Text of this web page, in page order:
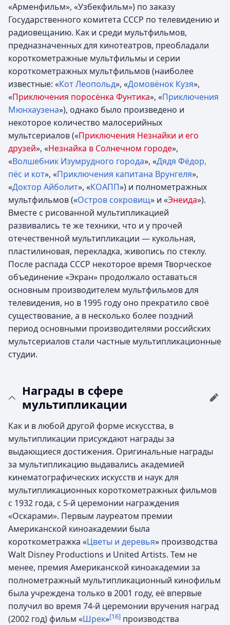
«Арменфильм», «Узбекфильм») по заказу
Государственного комитета СССР по телевидению и
радиовещанию. Как и среди мультфильмов,
предназначенных для кинотеатров, преобладали
короткометражные мультфильмы и серии
короткометражных мультфильмов (наиболее
известные: «Кот Леопольд», «Домовёнок Кузя»,
«Приключения поросёнка Фунтика», «Приключения
Мюнхаузена»), однако было произведено и
некоторое количество малосерийных
мультсериалов («Приключения Незнайки и его
друзей», «Незнайка в Солнечном городе»,
«Волшебник Изумрудного города», «Дядя Фёдор,
пёс и кот», «Приключения капитана Врунгеля»,
«Доктор Айболит», «КОАПП») и полнометражных
мультфильмов («Остров сокровищ» и «Энеида»).
Вместе с рисованной мультипликацией
развивались те же техники, что и у прочей
отечественной мультипликации — кукольная,
пластилиновая, перекладка, живопись по стеклу.
После распада СССР некоторое время Творческое
объединение «Экран» продолжало оставаться
основным производителем мультфильмов для
телевидения, но в 1995 году оно прекратило своё
существование, а в несколько более поздний
период основными производителями российских
мультсериалов стали частные мультипликационные
студии.
Награды в сфере
мультипликации
Как и в любой другой форме искусства, в
мультипликации присуждают награды за
выдающиеся достижения. Оригинальные награды
за мультипликацию выдавались академией
кинематографических искусств и наук для
мультипликационных короткометражных фильмов
с 1932 года, с 5-й церемонии награждения
«Оскарами». Первым лауреатом премии
Американской киноакадемии была
короткометражка «Цветы и деревья» производства
Walt Disney Productions и United Artists. Тем не
менее, премия Американской киноакадемии за
полнометражный мультипликационный кинофильм
была учреждена только в 2001 году, её впервые
получил во время 74-й церемонии вручения наград
(2002 год) фильм «Шрек»[16] производства